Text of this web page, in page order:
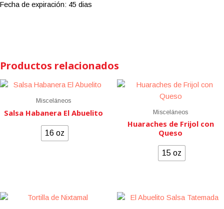
Fecha de expiración: 45 dias
Productos relacionados
Misceláneos
Salsa Habanera El Abuelito
16 oz
Misceláneos
Huaraches de Frijol con
Queso
15 oz